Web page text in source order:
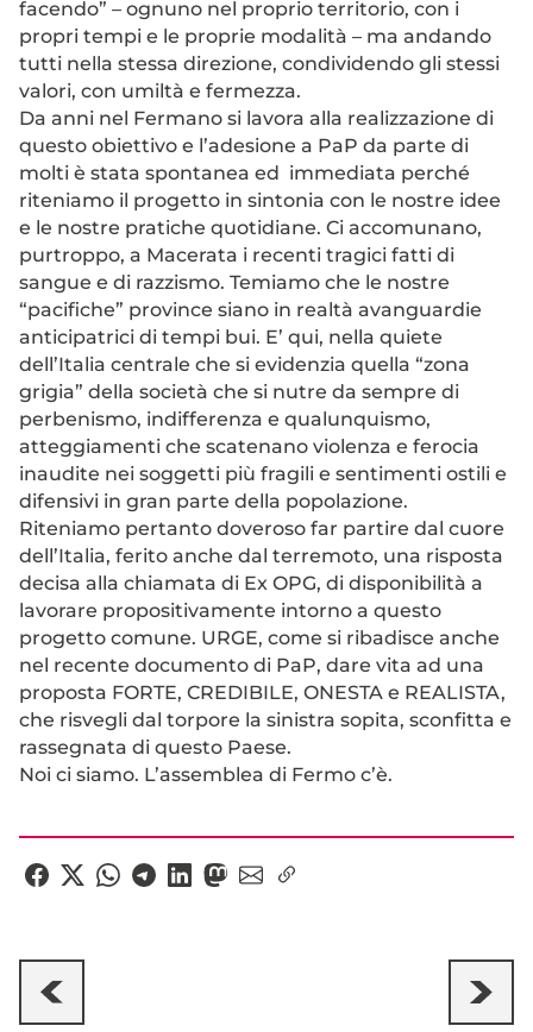
facendo” – ognuno nel proprio territorio, con i
propri tempi e le proprie modalità – ma andando
tutti nella stessa direzione, condividendo gli stessi
valori, con umiltà e fermezza.
Da anni nel Fermano si lavora alla realizzazione di
questo obiettivo e l’adesione a PaP da parte di
molti è stata spontanea ed immediata perché
riteniamo il progetto in sintonia con le nostre idee
e le nostre pratiche quotidiane. Ci accomunano,
purtroppo, a Macerata i recenti tragici fatti di
sangue e di razzismo. Temiamo che le nostre
“pacifiche” province siano in realtà avanguardie
anticipatrici di tempi bui. E’ qui, nella quiete
dell’Italia centrale che si evidenzia quella “zona
grigia” della società che si nutre da sempre di
perbenismo, indifferenza e qualunquismo,
atteggiamenti che scatenano violenza e ferocia
inaudite nei soggetti più fragili e sentimenti ostili e
difensivi in gran parte della popolazione.
Riteniamo pertanto doveroso far partire dal cuore
dell’Italia, ferito anche dal terremoto, una risposta
decisa alla chiamata di Ex OPG, di disponibilità a
lavorare propositivamente intorno a questo
progetto comune. URGE, come si ribadisce anche
nel recente documento di PaP, dare vita ad una
proposta FORTE, CREDIBILE, ONESTA e REALISTA,
che risvegli dal torpore la sinistra sopita, sconfitta e
rassegnata di questo Paese.
Noi ci siamo. L’assemblea di Fermo c’è.